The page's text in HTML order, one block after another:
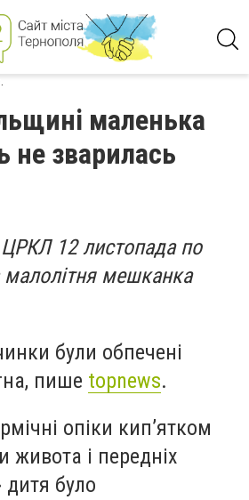
маленька
не зварилась
12 листопада по
малолітня мешканка
були обпечені
пише topnews.
опіки кипʼятком
живота і передніх
дитя було